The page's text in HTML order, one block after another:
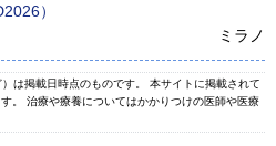
）
ミラノ
は掲載日時点のものです。 本サイトに掲載されて
。 治療や療養についてはかかりつけの医師や医療